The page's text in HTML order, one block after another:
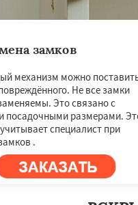
по
×
Кричев
Быхов
Кличев Круглое
замков
механизм можно
Не все замки
Это связано с
посадочными размерами.
специалист при
.
УЗНАТЬ